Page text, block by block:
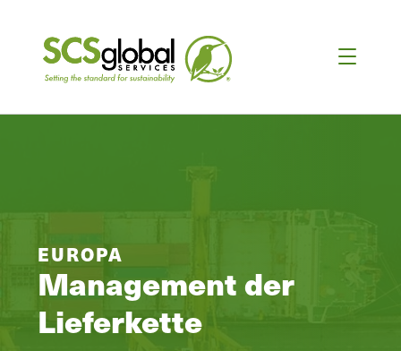
EUROPA
Management der
Lieferkette